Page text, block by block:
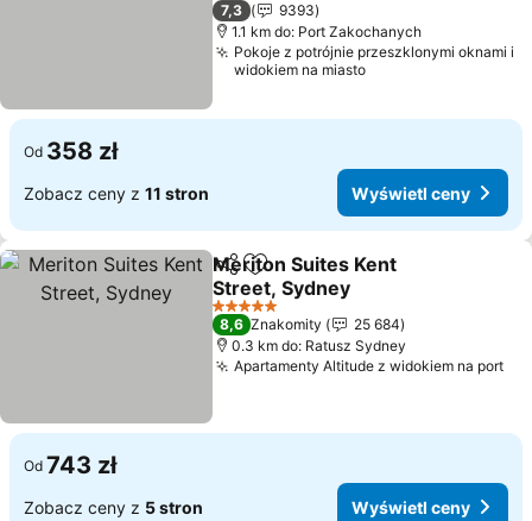
7,3
9393
1.1 km do: Port Zakochanych
Pokoje z potrójnie przeszklonymi oknami i
widokiem na miasto
Od 358 zł
Zobacz ceny z 11 stron Wyświetl ceny
Udostępnij
Dodaj do ulubionych
Meriton Suites Kent
Street, Sydney
5 Kategoria
8,6 Znakomity
25 684
0.3 km do: Ratusz Sydney
Apartamenty Altitude z widokiem na port
Od 743 zł
Zobacz ceny z 5 stron Wyświetl ceny